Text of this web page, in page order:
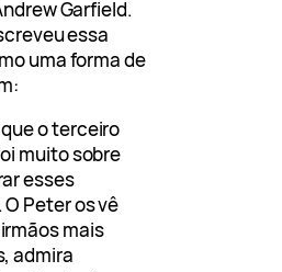
Garfield.
essa
uma forma de
que o terceiro
muito sobre
esses
Peter os vê
mais
admira